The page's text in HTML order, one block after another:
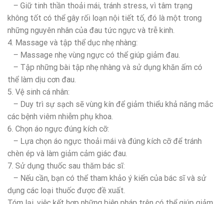
– Giữ tinh thần thoải mái, tránh stress, vì tâm trạng
không tốt có thể gây rối loạn nội tiết tố, đó là một trong
những nguyên nhân của đau tức ngực và trễ kinh.
4. Massage và tập thể dục nhẹ nhàng:
– Massage nhẹ vùng ngực có thể giúp giảm đau.
– Tập những bài tập nhẹ nhàng và sử dụng khăn ấm có
thể làm dịu cơn đau.
5. Vệ sinh cá nhân:
– Duy trì sự sạch sẽ vùng kín để giảm thiểu khả năng mắc
các bệnh viêm nhiễm phụ khoa.
6. Chọn áo ngực đúng kích cỡ:
– Lựa chọn áo ngực thoải mái và đúng kích cỡ để tránh
chèn ép và làm giảm cảm giác đau.
7. Sử dụng thuốc sau thăm bác sĩ:
– Nếu cần, bạn có thể tham khảo ý kiến của bác sĩ và sử
dụng các loại thuốc được đề xuất.